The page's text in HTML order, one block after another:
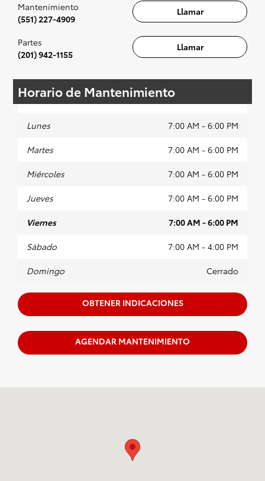
Llamar
Mantenimiento
(551) 227-4909
Llamar
Partes
(201) 942-1155
Horario de Mantenimiento
Lunes 7:00 AM - 6:00 PM
Martes 7:00 AM - 6:00 PM
Miércoles 7:00 AM - 6:00 PM
Jueves 7:00 AM - 6:00 PM
Viernes 7:00 AM - 6:00 PM
Sábado 7:00 AM - 4:00 PM
Domingo Cerrado
OBTENER INDICACIONES
AGENDAR MANTENIMIENTO